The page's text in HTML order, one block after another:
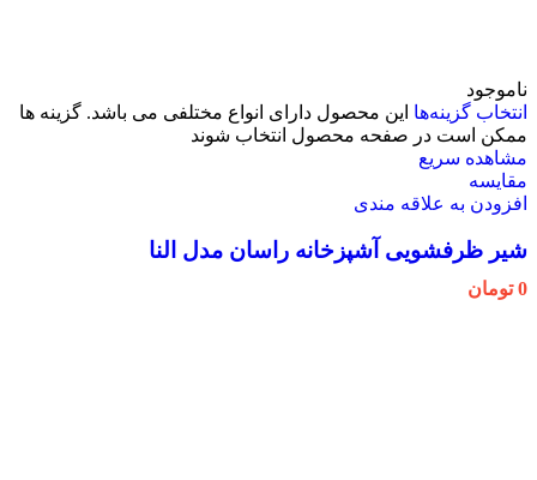
ناموجود
انتخاب گزینه‌ها این محصول دارای انواع مختلفی می باشد. گزینه ها
ممکن است در صفحه محصول انتخاب شوند
مشاهده سریع
مقایسه
افزودن به علاقه مندی
شیر ظرفشویی آشپزخانه راسان مدل النا
0 تومان